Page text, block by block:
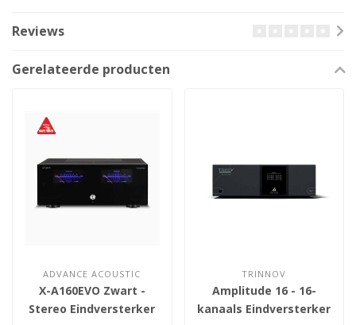
Reviews
Gerelateerde producten
ADVANCE ACOUSTIC
X-A160EVO Zwart -
Stereo Eindversterker
TRINNOV
Amplitude 16 - 16-
kanaals Eindversterker